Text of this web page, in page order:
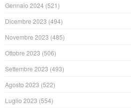
Gennaio 2024 (521)
Dicembre 2023 (494)
Novembre 2023 (485)
Ottobre 2023 (506)
Settembre 2023 (493)
Agosto 2023 (522)
Luglio 2023 (554)